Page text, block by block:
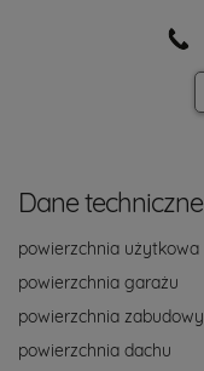
Dane techniczne
powierzchnia użytkowa
powierzchnia garażu
powierzchnia zabudowy
powierzchnia dachu